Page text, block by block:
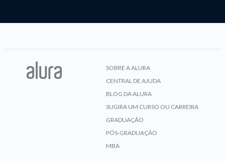
SOBRE A ALURA
CENTRAL DE AJUDA
BLOG DA ALURA
SUGIRA UM CURSO OU CARREIRA
GRADUAÇÃO
PÓS-GRADUAÇÃO
MBA